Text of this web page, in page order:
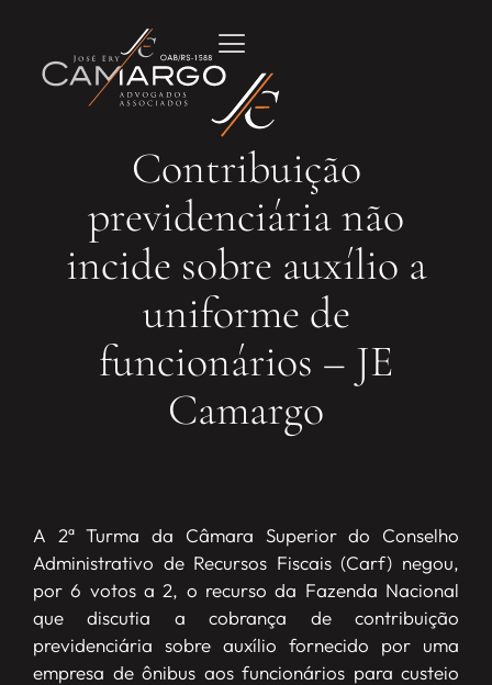
Contribuição
previdenciária não
incide sobre auxílio a
uniforme de
funcionários – JE
Camargo
A 2ª Turma da Câmara Superior do Conselho
Administrativo de Recursos Fiscais (Carf) negou,
por 6 votos a 2, o recurso da Fazenda Nacional
que discutia a cobrança de contribuição
previdenciária sobre auxílio fornecido por uma
empresa de ônibus aos funcionários para custeio